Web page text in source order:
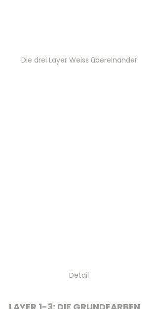
Die drei Layer Weiss übereinander
Detail